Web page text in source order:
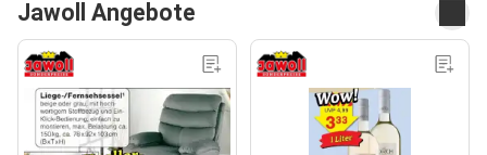
Jawoll Angebote